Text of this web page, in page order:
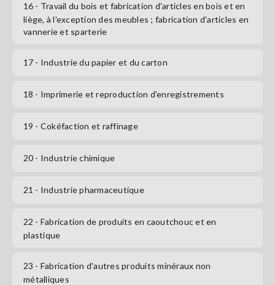
16 - Travail du bois et fabrication d'articles en bois et en
liège, à l'exception des meubles ; fabrication d'articles en
vannerie et sparterie
17 - Industrie du papier et du carton
18 - Imprimerie et reproduction d'enregistrements
19 - Cokéfaction et raffinage
20 - Industrie chimique
21 - Industrie pharmaceutique
22 - Fabrication de produits en caoutchouc et en
plastique
23 - Fabrication d'autres produits minéraux non
métalliques